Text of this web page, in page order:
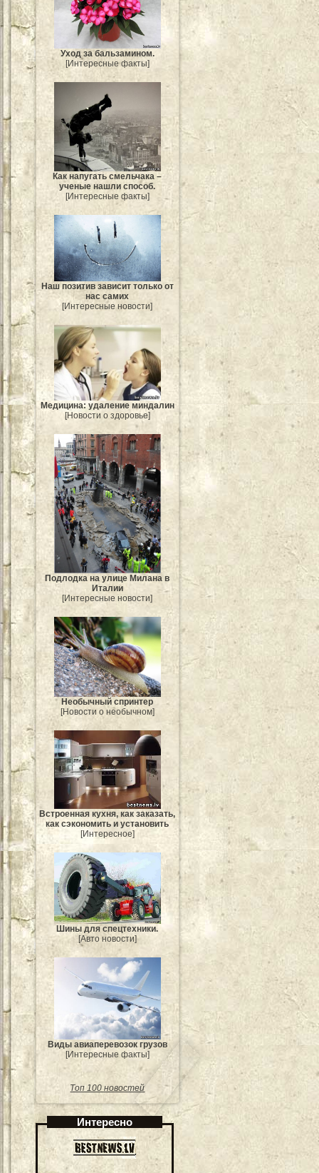
Уход за бальзамином.
[Интересные факты]
Как напугать смельчака –
ученые нашли способ.
[Интересные факты]
Наш позитив зависит только от
нас самих
[Интересные новости]
Медицина: удаление миндалин
[Новости о здоровье]
Подлодка на улице Милана в
Италии
[Интересные новости]
Необычный спринтер
[Новости о необычном]
Встроенная кухня, как заказать,
как сэкономить и установить
[Интересное]
Шины для спецтехники.
[Авто новости]
Виды авиаперевозок грузов
[Интересные факты]
Топ 100 новостей
Интересно